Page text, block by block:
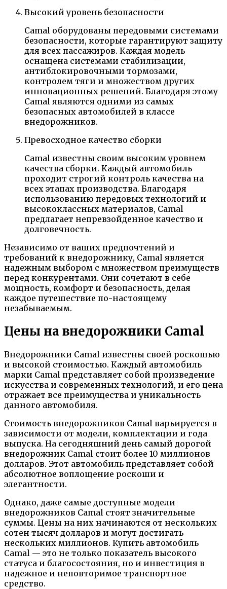
Высокий уровень безопасности
Camal оборудованы передовыми системами
безопасности, которые гарантируют защиту
для всех пассажиров. Каждая модель
оснащена системами стабилизации,
антиблокировочными тормозами,
контролем тяги и множеством других
инновационных решений. Благодаря этому
Camal являются одними из самых
безопасных автомобилей в классе
внедорожников.
Превосходное качество сборки
Camal известны своим высоким уровнем
качества сборки. Каждый автомобиль
проходит строгий контроль качества на
всех этапах производства. Благодаря
использованию передовых технологий и
высококлассных материалов, Camal
предлагает непревзойденное качество и
долговечность.
Независимо от ваших предпочтений и
требований к внедорожнику, Camal является
надежным выбором с множеством преимуществ
перед конкурентами. Они сочетают в себе
мощность, комфорт и безопасность, делая
каждое путешествие по-настоящему
незабываемым.
Цены на внедорожники Camal
Внедорожники Camal известны своей роскошью
и высокой стоимостью. Каждый автомобиль
марки Camal представляет собой произведение
искусства и современных технологий, и его цена
отражает все преимущества и уникальность
данного автомобиля.
Стоимость внедорожников Camal варьируется в
зависимости от модели, комплектации и года
выпуска. На сегодняшний день самый дорогой
внедорожник Camal стоит более 10 миллионов
долларов. Этот автомобиль представляет собой
абсолютное воплощение роскоши и
элегантности.
Однако, даже самые доступные модели
внедорожников Camal стоят значительные
суммы. Цены на них начинаются от нескольких
сотен тысяч долларов и могут достигать
нескольких миллионов. Купить автомобиль
Camal — это не только показатель высокого
статуса и благосостояния, но и инвестиция в
надежное и неповторимое транспортное
средство.